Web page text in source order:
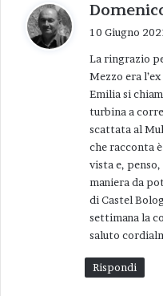
Un progetto del
un anno e che
essere ripreso
dalla collina al mare
per mille ragioni –
paesaggistiche –
dirompente e ben
l’esperienza del
che sarà rinforzata
corso di
anni da alcune
dimostrato come il
un teatro di cultura
10 Giugno
La ringrazio
Mezzo era
Emilia si
turbina a
scattata al
che racconta
vista e,
maniera da
di Castel
settimana la
saluto
Rispondi